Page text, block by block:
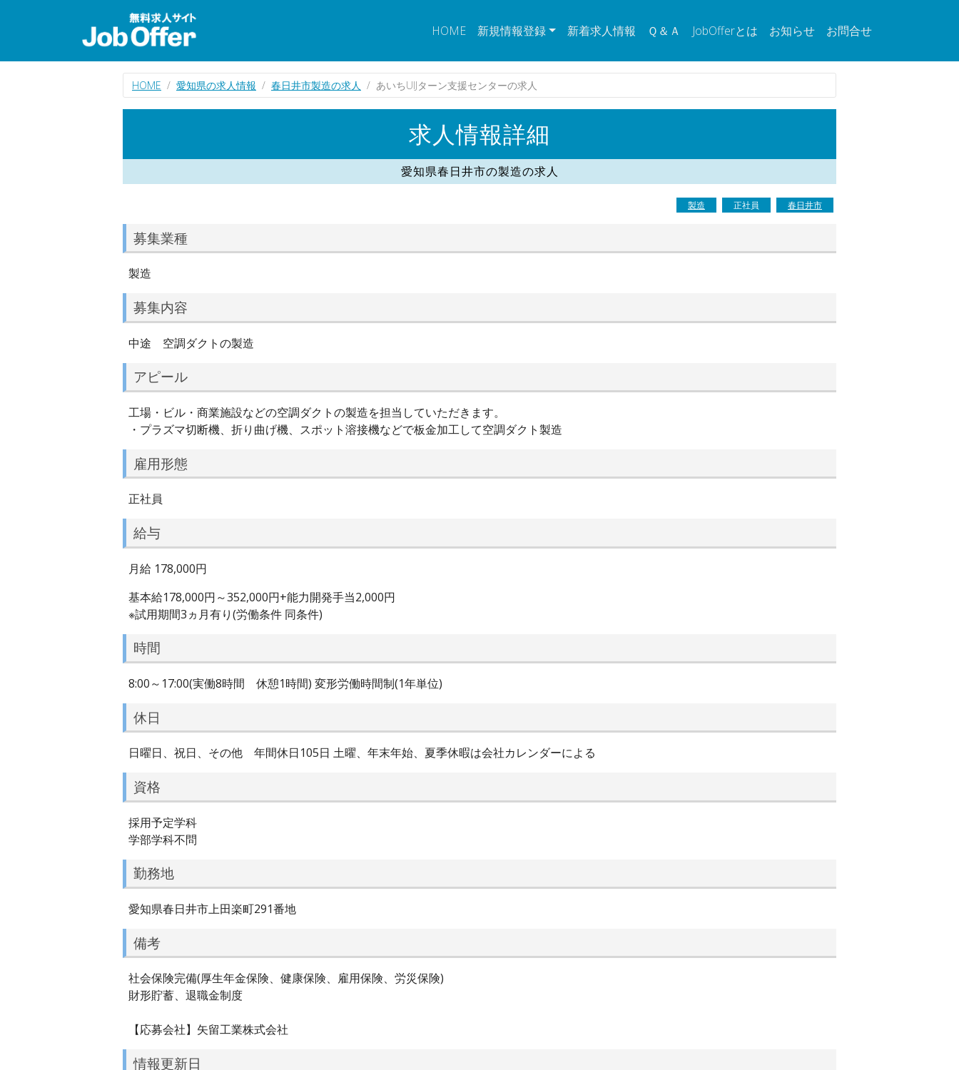
HOME 新規情報登録 新着求人情報 Ｑ＆Ａ JobOfferとは お知らせ お問合せ
HOME 愛知県の求人情報 春日井市製造の求人 あいちUIJターン支援センターの求人
求人情報詳細
愛知県春日井市の製造の求人
製造 正社員 春日井市
募集業種
製造
募集内容
中途 空調ダクトの製造
アピール
工場・ビル・商業施設などの空調ダクトの製造を担当していただきます。
・プラズマ切断機、折り曲げ機、スポット溶接機などで板金加工して空調ダクト製造
雇用形態
正社員
給与
月給 178,000円
基本給178,000円～352,000円+能力開発手当2,000円
※試用期間3ヵ月有り(労働条件 同条件)
時間
8:00～17:00(実働8時間 休憩1時間) 変形労働時間制(1年単位)
休日
日曜日、祝日、その他 年間休日105日 土曜、年末年始、夏季休暇は会社カレンダーによる
資格
採用予定学科
学部学科不問
勤務地
愛知県春日井市上田楽町291番地
備考
社会保険完備(厚生年金保険、健康保険、雇用保険、労災保険)
財形貯蓄、退職金制度
【応募会社】矢留工業株式会社
情報更新日